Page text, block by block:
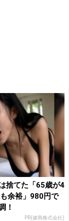
捨てた「65歳が4
余裕」980円で
！
PR(健商株式会社)